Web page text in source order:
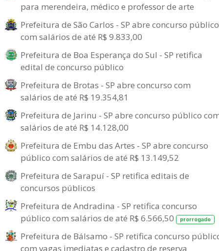
para merendeira, médico e professor de arte
Prefeitura de São Carlos - SP abre concurso público
com salários de até R$ 9.833,00
Prefeitura de Boa Esperança do Sul - SP retifica
edital de concurso público
Prefeitura de Brotas - SP abre concurso com
salários de até R$ 19.354,81
Prefeitura de Jarinu - SP abre concurso público
salários de até R$ 14.128,00
Prefeitura de Embu das Artes - SP abre concurso
público com salários de até R$ 13.149,52
Prefeitura de Sarapuí - SP retifica editais de
concursos públicos
Prefeitura de Andradina - SP retifica concurso
público com salários de até R$ 6.566,50
prorrogado
Prefeitura de Bálsamo - SP retifica concurso
com vagas imediatas e cadastro de reserva